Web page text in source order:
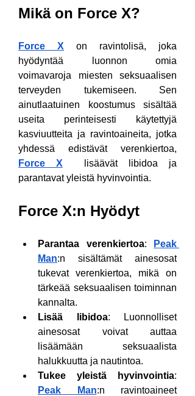
Mikä on Force X?
Force X on ravintolisä, joka
hyödyntää luonnon omia
voimavaroja miesten seksuaalisen
terveyden tukemiseen. Sen
ainutlaatuinen koostumus sisältää
useita perinteisesti käytettyjä
kasviuutteita ja ravintoaineita, jotka
Force X lisäävät libidoa ja
parantavat yleistä hyvinvointia.
Force X:n Hyödyt
Parantaa verenkiertoa:
Peak
Man:n sisältämät ainesosat
tukevat verenkiertoa, mikä on
tärkeää seksuaalisen toiminnan
kannalta.
Lisää libidoa: Luonnolliset
ainesosat voivat auttaa
lisäämään seksuaalista
halukkuutta ja nautintoa.
Tukee yleistä hyvinvointia
Peak Man:n ravintoaineet